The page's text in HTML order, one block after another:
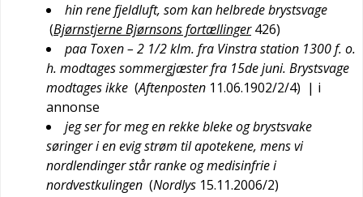
hin rene fjeldluft, som kan helbrede brystsvage
(Bjørnstjerne Bjørnsons fortællinger 426)
paa Toxen – 2 1/2 klm. fra Vinstra station 1300 f. o.
h. modtages sommergjæster fra 15de juni. Brystsvage
modtages ikke (Aftenposten 11.06.1902/2/4) | i
annonse
jeg ser for meg en rekke bleke og brystsvake
søringer i en evig strøm til apotekene, mens vi
nordlendinger står ranke og medisinfrie i
nordvestkulingen (Nordlys 15.11.2006/2)